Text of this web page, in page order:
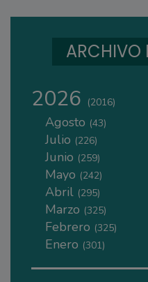
ARCHIVO
2026 (2016)
Agosto (43)
Julio (226)
Junio (259)
Mayo (242)
Abril (295)
Marzo (325)
Febrero (325)
Enero (301)